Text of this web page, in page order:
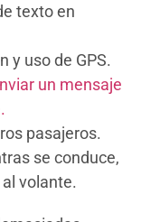
texto en
y uso de GPS.
un mensaje
pasajeros.
se conduce,
volante.